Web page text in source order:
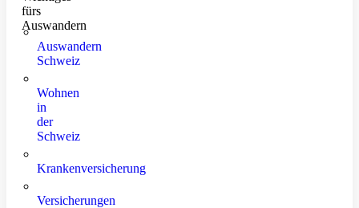
fürs
Auswandern
Auswandern
Schweiz
Wohnen
in
der
Schweiz
Krankenversicherung
Versicherungen